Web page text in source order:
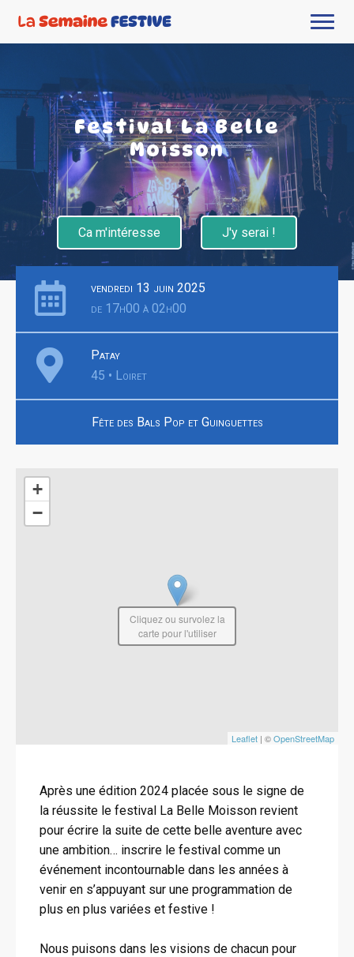
Festival La Belle
Moisson
Ca m'intéresse J'y serai !
vendredi 13 juin 2025
de 17h00 à 02h00
Patay
45 • Loiret
Fête des Bals Pop et Guinguettes
+
−
Leaflet | ©OpenStreetMap
Cliquez ou survolez la
carte pour l'utiliser
Après une édition 2024 placée sous le signe de
la réussite le festival La Belle Moisson revient
pour écrire la suite de cette belle aventure avec
une ambition… inscrire le festival comme un
événement incontournable dans les années à
venir en s’appuyant sur une programmation de
plus en plus variées et festive !
Nous puisons dans les visions de chacun pour